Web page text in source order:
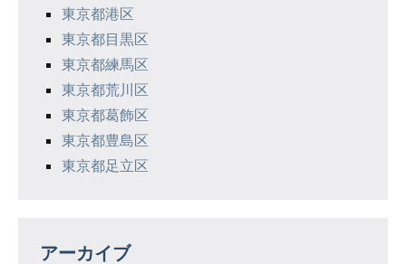
東京都港区
東京都目黒区
東京都練馬区
東京都荒川区
東京都葛飾区
東京都豊島区
東京都足立区
アーカイブ